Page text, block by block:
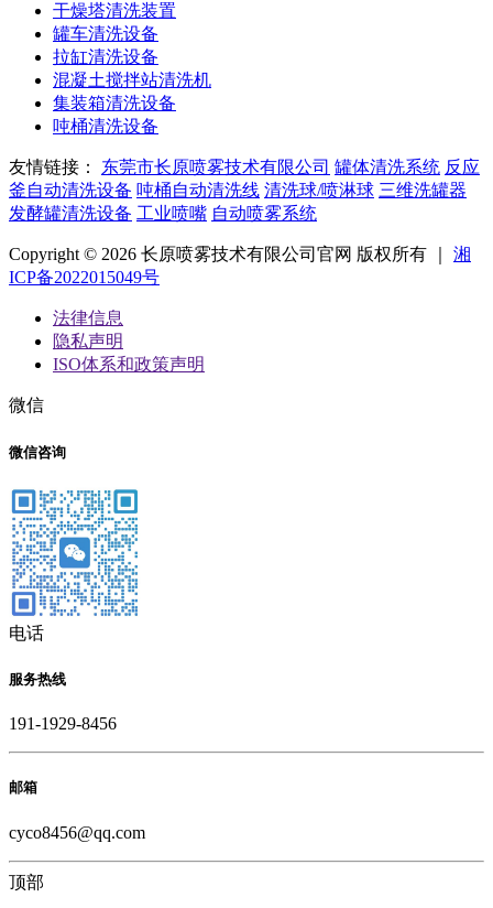
干燥塔清洗装置
罐车清洗设备
拉缸清洗设备
混凝土搅拌站清洗机
集装箱清洗设备
吨桶清洗设备
友情链接： 东莞市长原喷雾技术有限公司 罐体清洗系统 反应
釜自动清洗设备 吨桶自动清洗线 清洗球/喷淋球 三维洗罐器
发酵罐清洗设备 工业喷嘴 自动喷雾系统
Copyright © 2026 长原喷雾技术有限公司官网 版权所有 ｜ 湘
ICP备2022015049号
法律信息
隐私声明
ISO体系和政策声明
微信
微信咨询
电话
服务热线
191-1929-8456
邮箱
cyco8456@qq.com
顶部